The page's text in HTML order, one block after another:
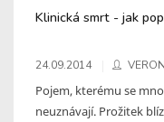
Klinická smrt - jak
24.09.2014
Pojem, kterému se
neuznávají. Prožitek